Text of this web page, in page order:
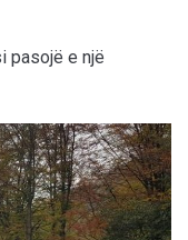
pasojë e një